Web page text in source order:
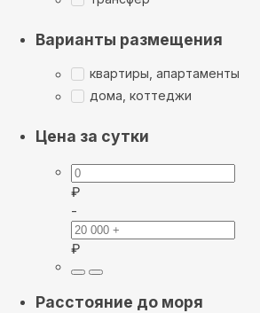
Варианты размещения
квартиры, апартаменты
дома, коттеджи
Цена за сутки
₽
-
₽
Расстояние до моря